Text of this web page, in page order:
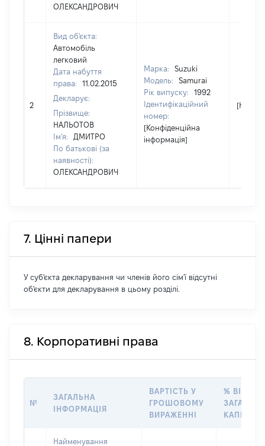
ОЛЕКСАНДРОВИЧ
2
Вид об'єкта:
Автомобіль
легковий
Дата набуття
права:
11.02.2015
Декларує:
Прізвище:
НАЛЬОТОВ
Ім'я:
ДМИТРО
По батькові (за
наявності):
ОЛЕКСАНДРОВИЧ
Марка:
Suzuki
Модель:
Samurai
Рік випуску:
1992
Ідентифікаційний
номер:
[Конфіденційна
інформація]
[Не
7. Цінні папери
У суб'єкта декларування чи членів його сім'ї відсутні
об'єкти для декларування в цьому розділі.
8. Корпоративні права
№
ЗАГАЛЬНА
ІНФОРМАЦІЯ
ВАРТІСТЬ У
ГРОШОВОМУ
ВИРАЖЕННІ
% ВІД
КАПІТАЛУ
Найменування